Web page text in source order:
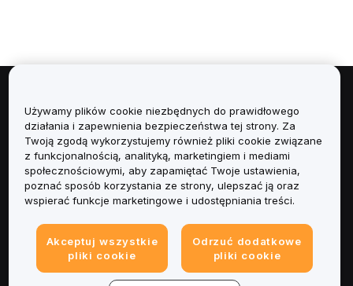
Informacje
Usługi
Obsługa Klienta
Informacje prawne
Używamy plików cookie niezbędnych do prawidłowego
działania i zapewnienia bezpieczeństwa tej strony. Za
Twoją zgodą wykorzystujemy również pliki cookie związane
z funkcjonalnością, analityką, marketingiem i mediami
społecznościowymi, aby zapamiętać Twoje ustawienia,
poznać sposób korzystania ze strony, ulepszać ją oraz
wspierać funkcje marketingowe i udostępniania treści.
Akceptuj wszystkie
pliki cookie
Odrzuć dodatkowe
pliki cookie